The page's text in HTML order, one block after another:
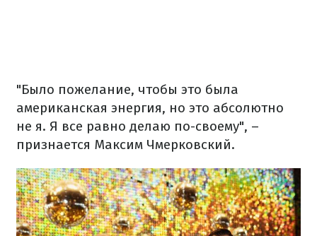
"Было пожелание, чтобы это была
американская энергия, но это абсолютно
не я. Я все равно делаю по-своему", –
признается Максим Чмерковский.